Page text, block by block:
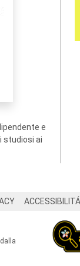
e
studiosi ai
ACCESSIBILITÁ